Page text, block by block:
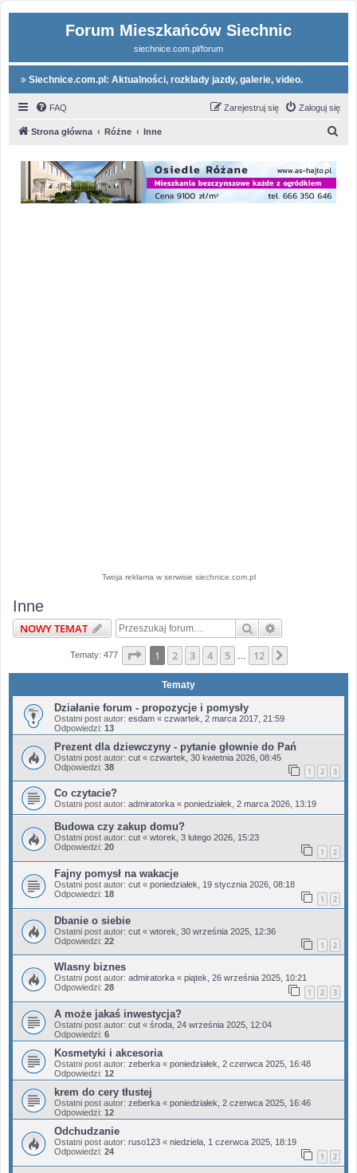
Forum Mieszkańców Siechnic
siechnice.com.pl/forum
Siechnice.com.pl: Aktualności, rozkłady jazdy, galerie, video.
FAQ Zaloguj się
Zarejestruj się
Strona główna Różne Inne
Twoja reklama w serwisie siechnice.com.pl
Inne
NOWY TEMAT Szukaj
Tematy: 477 Strona1 z12
1 2 3 4 5 12
Tematy
Działanie forum - propozycje i pomysły
Ostatni post autor: esdam « czwartek, 2 marca 2017, 21:59
Odpowiedzi: 13
Prezent dla dziewczyny - pytanie głownie do Pań
Ostatni post autor: cut « czwartek, 30 kwietnia 2026, 08:45
Odpowiedzi: 38 1 2 3
Co czytacie?
Ostatni post autor: admiratorka « poniedziałek, 2 marca 2026, 13:19
Budowa czy zakup domu?
Ostatni post autor: cut « wtorek, 3 lutego 2026, 15:23
Odpowiedzi: 20 1 2
Fajny pomysł na wakacje
Ostatni post autor: cut « poniedziałek, 19 stycznia 2026, 08:18
Odpowiedzi: 18 1 2
Dbanie o siebie
Ostatni post autor: cut « wtorek, 30 września 2025, 12:36
Odpowiedzi: 22 1 2
Wlasny biznes
Ostatni post autor: admiratorka « piątek, 26 września 2025, 10:21
Odpowiedzi: 28 1 2 3
A może jakaś inwestycja?
Ostatni post autor: cut « środa, 24 września 2025, 12:04
Odpowiedzi: 6
Kosmetyki i akcesoria
Ostatni post autor: zeberka « poniedziałek, 2 czerwca 2025, 16:48
Odpowiedzi: 12
krem do cery tłustej
Ostatni post autor: zeberka « poniedziałek, 2 czerwca 2025, 16:46
Odpowiedzi: 12
Odchudzanie
Ostatni post autor: ruso123 « niedziela, 1 czerwca 2025, 18:19
Odpowiedzi: 24 1 2